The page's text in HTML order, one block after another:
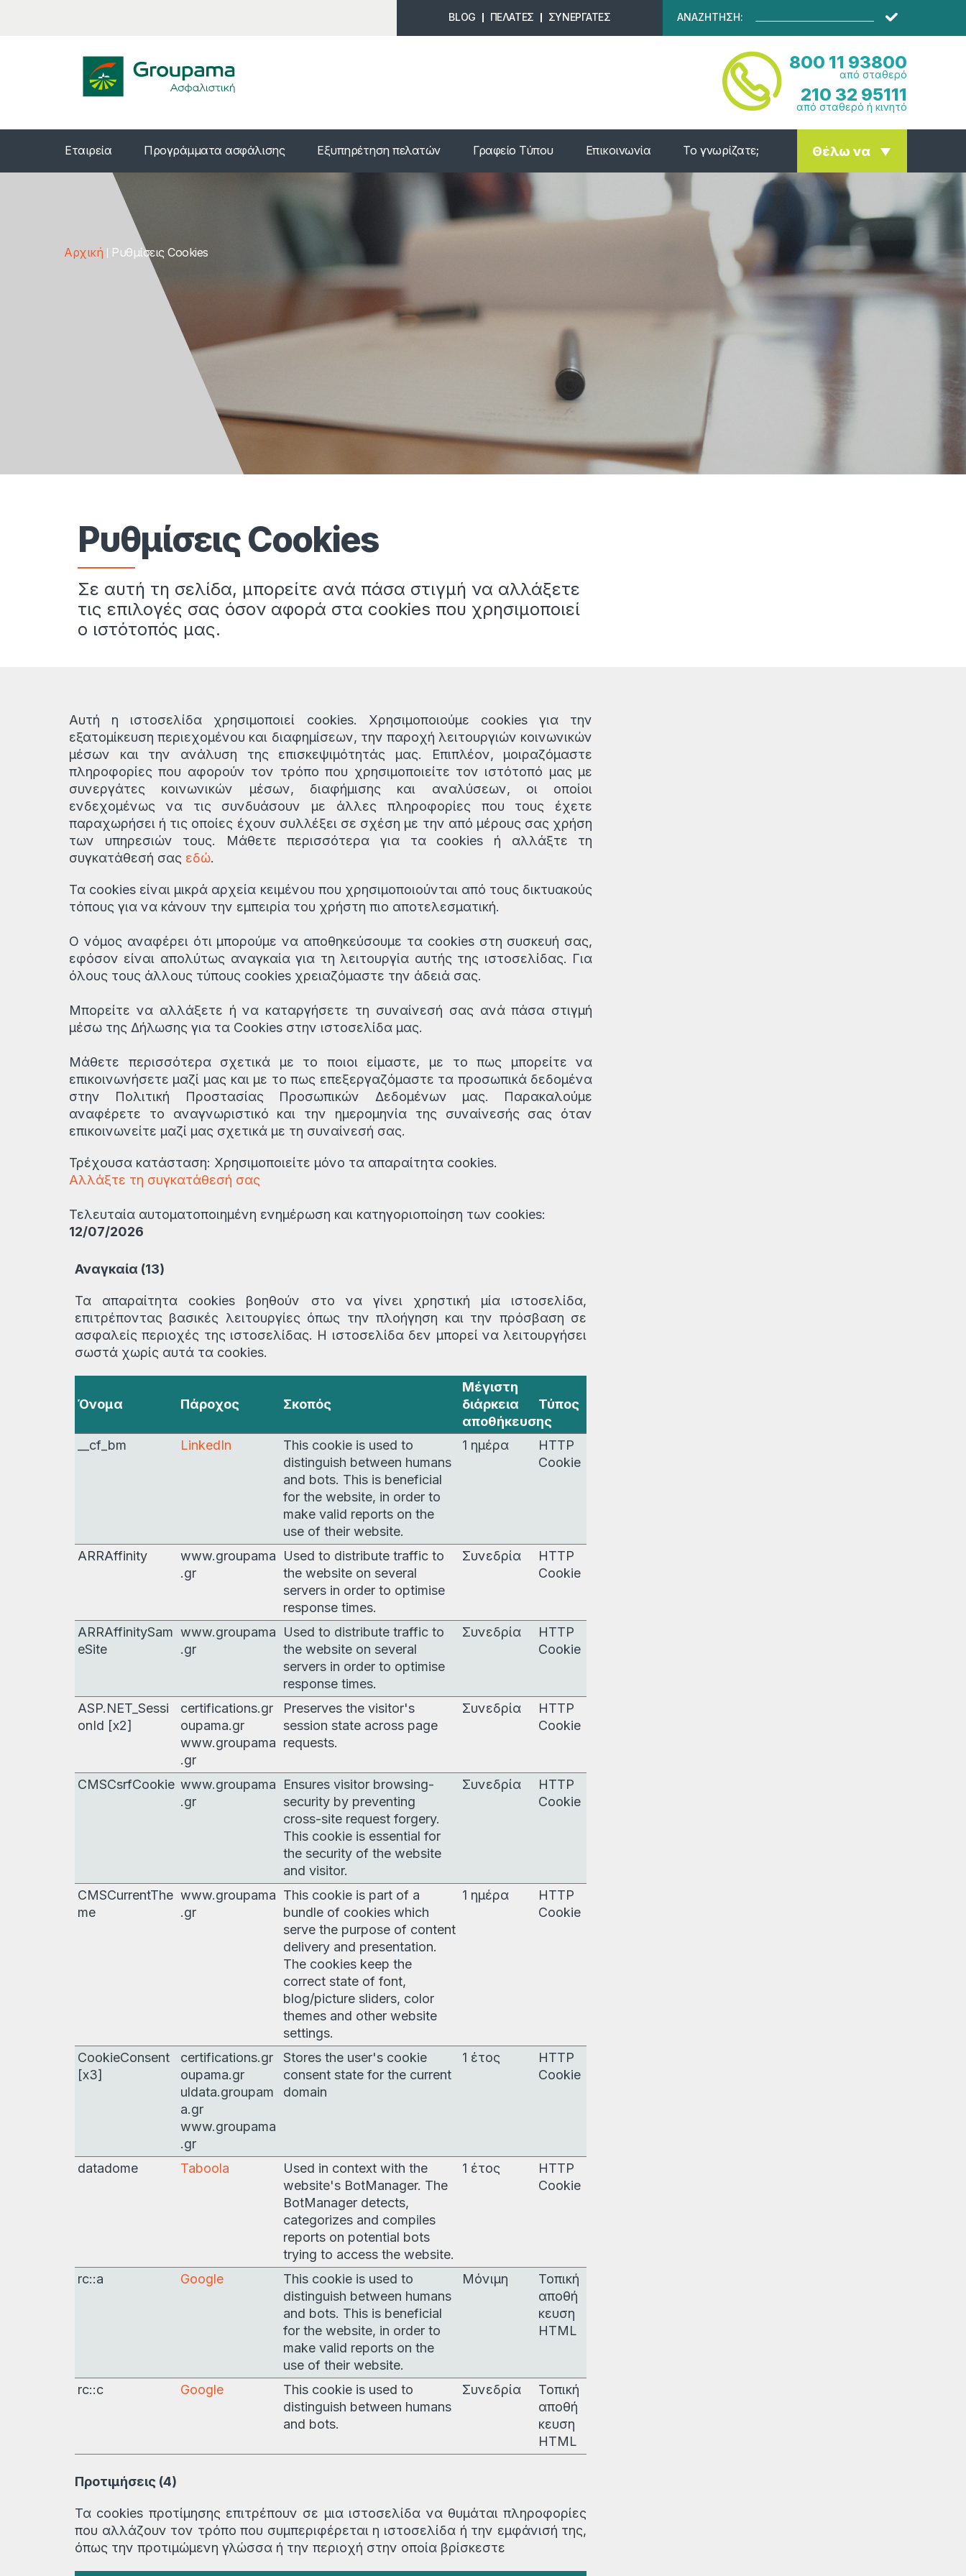
BLOG ΠΕΛΑΤΕΣ ΣΥΝΕΡΓΑΤΕΣ ΑΝΑΖΗΤΗΣΗ:
800 11 93800
από σταθερό
210 32 95111
από σταθερό ή κινητό
Εταιρεία Προγράμματα ασφάλισης Εξυπηρέτηση πελατών Γραφείο Τύπου Επικοινωνία Το γνωρίζατε; Θέλω να
Αρχική Ρυθμίσεις Cookies
Ρυθμίσεις Cookies
Σε αυτή τη σελίδα, μπορείτε ανά πάσα στιγμή να αλλάξετε
τις επιλογές σας όσον αφορά στα cookies που χρησιμοποιεί
ο ιστότοπός μας.
Αυτή η ιστοσελίδα χρησιμοποιεί cookies. Χρησιμοποιούμε cookies για την
εξατομίκευση περιεχομένου και διαφημίσεων, την παροχή λειτουργιών κοινωνικών
μέσων και την ανάλυση της επισκεψιμότητάς μας. Επιπλέον, μοιραζόμαστε
πληροφορίες που αφορούν τον τρόπο που χρησιμοποιείτε τον ιστότοπό μας με
συνεργάτες κοινωνικών μέσων, διαφήμισης και αναλύσεων, οι οποίοι
ενδεχομένως να τις συνδυάσουν με άλλες πληροφορίες που τους έχετε
παραχωρήσει ή τις οποίες έχουν συλλέξει σε σχέση με την από μέρους σας χρήση
των υπηρεσιών τους. Μάθετε περισσότερα για τα cookies ή αλλάξτε τη
συγκατάθεσή σας εδώ.
Τα cookies είναι μικρά αρχεία κειμένου που χρησιμοποιούνται από τους δικτυακούς
τόπους για να κάνουν την εμπειρία του χρήστη πιο αποτελεσματική.
Ο νόμος αναφέρει ότι μπορούμε να αποθηκεύσουμε τα cookies στη συσκευή σας,
εφόσον είναι απολύτως αναγκαία για τη λειτουργία αυτής της ιστοσελίδας. Για
όλους τους άλλους τύπους cookies χρειαζόμαστε την άδειά σας.
Μπορείτε να αλλάξετε ή να καταργήσετε τη συναίνεσή σας ανά πάσα στιγμή
μέσω της Δήλωσης για τα Cookies στην ιστοσελίδα μας.
Μάθετε περισσότερα σχετικά με το ποιοι είμαστε, με το πως μπορείτε να
επικοινωνήσετε μαζί μας και με το πως επεξεργαζόμαστε τα προσωπικά δεδομένα
στην Πολιτική Προστασίας Προσωπικών Δεδομένων μας. Παρακαλούμε
αναφέρετε το αναγνωριστικό και την ημερομηνία της συναίνεσής σας όταν
επικοινωνείτε μαζί μας σχετικά με τη συναίνεσή σας.
Τρέχουσα κατάσταση: Χρησιμοποιείτε μόνο τα απαραίτητα cookies.
Αλλάξτε τη συγκατάθεσή σας
Τελευταία αυτοματοποιημένη ενημέρωση και κατηγοριοποίηση των cookies:
12/07/2026
Αναγκαία (13)
Τα απαραίτητα cookies βοηθούν στο να γίνει χρηστική μία ιστοσελίδα,
επιτρέποντας βασικές λειτουργίες όπως την πλοήγηση και την πρόσβαση σε
ασφαλείς περιοχές της ιστοσελίδας. Η ιστοσελίδα δεν μπορεί να λειτουργήσει
σωστά χωρίς αυτά τα cookies.
Όνομα Πάροχος Σκοπός
Μέγιστη
διάρκεια
αποθήκευσης
Τύπος
__cf_bm LinkedIn
This cookie is used to
distinguish between humans
and bots. This is beneficial
for the website, in order to
make valid reports on the
use of their website.
1 ημέρα
HTTP
Cookie
ARRAffinity
www.groupama
.gr
Used to distribute traffic to
the website on several
servers in order to optimise
response times.
Συνεδρία
HTTP
Cookie
ARRAffinitySam
eSite
www.groupama
.gr
Used to distribute traffic to
the website on several
servers in order to optimise
response times.
Συνεδρία
HTTP
Cookie
ASP.NET_Sessi
onId [x2]
certifications.gr
oupama.gr
www.groupama
.gr
Preserves the visitor's
session state across page
requests.
Συνεδρία
HTTP
Cookie
CMSCsrfCookie www.groupama
.gr
Ensures visitor browsing-
security by preventing
cross-site request forgery.
This cookie is essential for
the security of the website
and visitor.
Συνεδρία
HTTP
Cookie
CMSCurrentThe
me
www.groupama
.gr
This cookie is part of a
bundle of cookies which
serve the purpose of content
delivery and presentation.
The cookies keep the
correct state of font,
blog/picture sliders, color
themes and other website
settings.
1 ημέρα
HTTP
Cookie
CookieConsent
[x3]
certifications.gr
oupama.gr
uldata.groupam
a.gr
www.groupama
.gr
Stores the user's cookie
consent state for the current
domain
1 έτος
HTTP
Cookie
datadome Taboola
Used in context with the
website's BotManager. The
BotManager detects,
categorizes and compiles
reports on potential bots
trying to access the website.
1 έτος
HTTP
Cookie
rc::a Google
This cookie is used to
distinguish between humans
and bots. This is beneficial
for the website, in order to
make valid reports on the
use of their website.
Μόνιμη
Τοπική
αποθή
κευση
HTML
rc::c Google
This cookie is used to
distinguish between humans
and bots.
Συνεδρία
Τοπική
αποθή
κευση
HTML
Προτιμήσεις (4)
Τα cookies προτίμησης επιτρέπουν σε μια ιστοσελίδα να θυμάται πληροφορίες
που αλλάζουν τον τρόπο που συμπεριφέρεται η ιστοσελίδα ή την εμφάνισή της,
όπως την προτιμώμενη γλώσσα ή την περιοχή στην οποία βρίσκεστε